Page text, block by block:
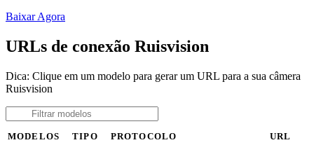
Baixar Agora
URLs de conexão Ruisvision
Dica: Clique em um modelo para gerar um URL para a sua câmera
Ruisvision
MODELOS TIPO PROTOCOLO URL